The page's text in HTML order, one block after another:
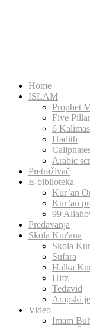
Home
ISLAM
Prophet
Five
6
Hadith
Arabic
Pretraživač
E-biblioteka
Kur’an
Kur’an
99
Predavanja
Skola Kur'ana
Skola
Sufara
Halka
Hifz
Tedzvid
Arapski
Video
Imam